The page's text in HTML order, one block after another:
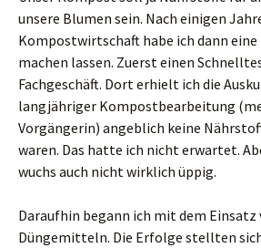
unsere Blumen sein. Nach einigen
Kompostwirtschaft habe ich dann eine
machen lassen. Zuerst einen
Fachgeschäft. Dort erhielt ich die
langjähriger Kompostbearbeitung
Vorgängerin) angeblich keine
waren. Das hatte ich nicht erwartet.
wuchs auch nicht wirklich üppig.
Daraufhin begann ich mit dem
Düngemitteln. Die Erfolge stellten